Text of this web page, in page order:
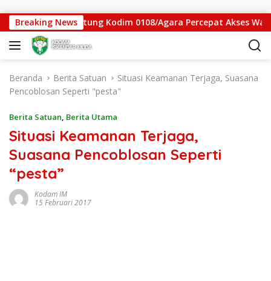
Breaking NewsGantung Kodim 0108/Agara Percepat Akses Warga
Beranda Berita Satuan
Situasi Keamanan Terjaga, Suasana
Pencoblosan Seperti "pesta"
Berita Satuan, Berita Utama
Situasi Keamanan Terjaga,
Suasana Pencoblosan Seperti
“pesta”
Kodam IM
15 Februari 2017